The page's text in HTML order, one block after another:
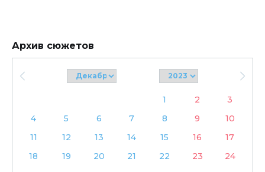
Архив сюжетов
1 2
3
4
5 6 7 8 9
10
11
12 13 14 15 16
17
18
19 20 21 22 23
24